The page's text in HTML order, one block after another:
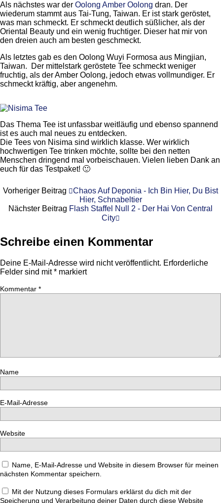
Als nächstes war der Oolong Amber Oolong dran. Der
wiederum stammt aus Tai-Tung, Taiwan. Er ist stark geröstet,
was man schmeckt. Er schmeckt deutlich süßlicher, als der
Oriental Beauty und ein wenig fruchtiger. Dieser hat mir von
den dreien auch am besten geschmeckt.
Als letztes gab es den Oolong Wuyi Formosa aus Mingjian,
Taiwan. Der mittelstark geröstete Tee schmeckt weniger
fruchtig, als der Amber Oolong, jedoch etwas vollmundiger. Er
schmeckt kräftig, aber angenehm.
Das Thema Tee ist unfassbar weitläufig und ebenso spannend
ist es auch mal neues zu entdecken.
Die Tees von Nisima sind wirklich klasse. Wer wirklich
hochwertigen Tee trinken möchte, sollte bei den netten
Menschen dringend mal vorbeischauen. Vielen lieben Dank an
euch für das Testpaket! 🙂
Vorheriger Beitrag
Chaos Auf Deponia - Ich Bin Hier, Du Bist
Hier, Schnabeltier
Nächster Beitrag Flash Staffel Null 2 - Der Hai Von Central
City
Schreibe einen Kommentar
Deine E-Mail-Adresse wird nicht veröffentlicht. Erforderliche
Felder sind mit* markiert
Kommentar *
Name
E-Mail-Adresse
Website
Name, E-Mail-Adresse und Website in diesem Browser für meinen
nächsten Kommentar speichern.
Mit der Nutzung dieses Formulars erklärst du dich mit der
Speicherung und Verarbeitung deiner Daten durch diese Website